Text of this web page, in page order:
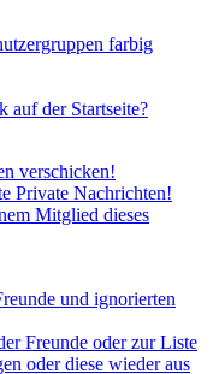
farbig
auf der Startseite?
verschicken!
Private Nachrichten!
Mitglied dieses
und ignorierten
Freunde oder zur Liste
oder diese wieder aus